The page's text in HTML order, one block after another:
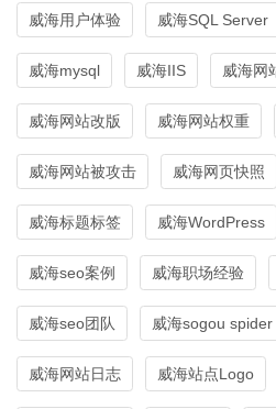
威海用户体验 威海SQL Server
威海mysql 威海IIS 威海网
威海网站改版 威海网站权重
威海网站被攻击 威海网页快照
威海标题标签 威海WordPress
威海seo案例 威海职场经验
威海seo团队 威海sogou spider
威海网站日志 威海站点Logo